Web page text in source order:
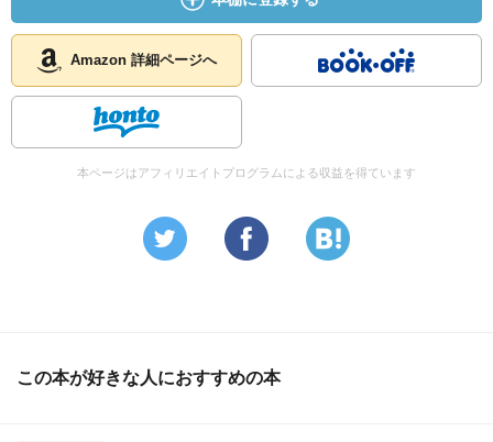
Amazon 詳細ページへ
本ページはアフィリエイトプログラムによる収益を得ています
この本が好きな人におすすめの本